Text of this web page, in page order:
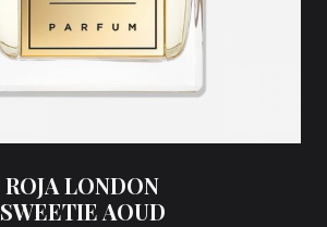
ROJA LONDON
SWEETIE AOUD